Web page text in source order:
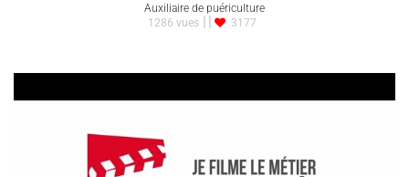
Auxiliaire de puériculture
1286 vues
3177